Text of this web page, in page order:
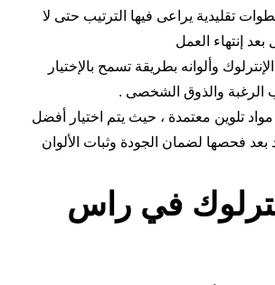
تقليدية يراعى فيها الترتيب حتى لا
إنتهاء العمل
وألوانه بطريقة تسمح بالإختيار
الرغبة والذوق الشخصى .
تلوين معتمدة ، حيث يتم اختيار أفضل
بعد فحصها لضمان الجودة وثبات الألوان
في راس